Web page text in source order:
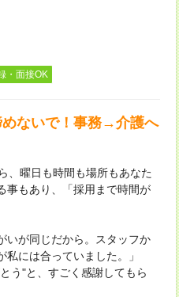
・面接OK
ないで！事務→介護へ
、曜日も時間も場所もあなた
事もあり、「採用まで時間が
いが同じだから。スタッフか
には合っていました。」
う"と、すごく感謝してもら